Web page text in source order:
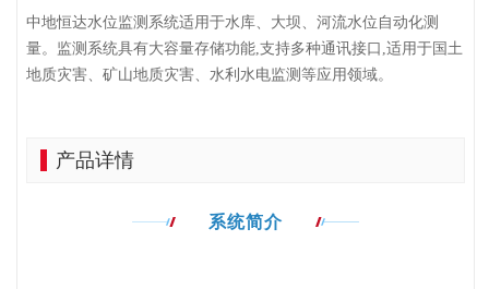
中地恒达水位监测系统适用于水库、大坝、河流水位自动化测
量。监测系统具有大容量存储功能,支持多种通讯接口,适用于国土
地质灾害、矿山地质灾害、水利水电监测等应用领域。
产品详情
系统简介